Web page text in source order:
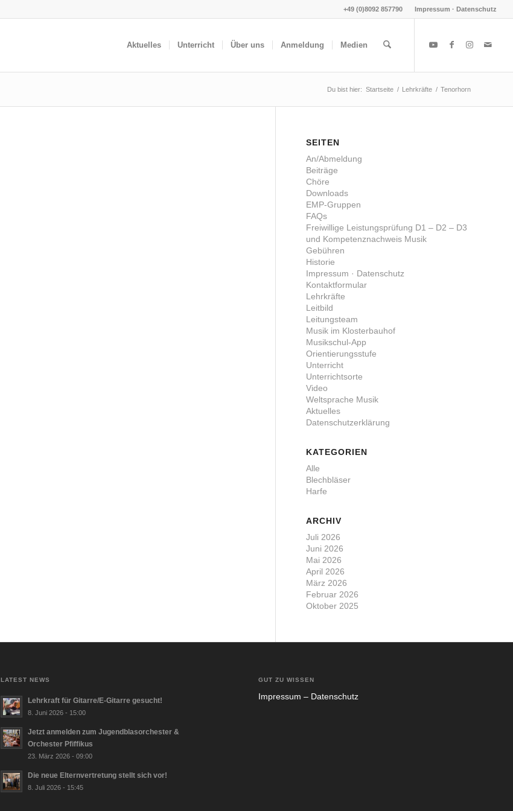
Impressum · Datenschutz
+49 (0)8092 857790
Aktuelles Unterricht Über uns Anmeldung Medien
Du bist hier: Startseite / Lehrkräfte / Tenorhorn
SEITEN
An/Abmeldung
Beiträge
Chöre
Downloads
EMP-Gruppen
FAQs
Freiwillige Leistungsprüfung D1 – D2 – D3
und Kompetenznachweis Musik
Gebühren
Historie
Impressum · Datenschutz
Kontaktformular
Lehrkräfte
Leitbild
Leitungsteam
Musik im Klosterbauhof
Musikschul-App
Orientierungsstufe
Unterricht
Unterrichtsorte
Video
Weltsprache Musik
Aktuelles
Datenschutzerklärung
KATEGORIEN
Alle
Blechbläser
Harfe
ARCHIV
Juli 2026
Juni 2026
Mai 2026
April 2026
März 2026
Februar 2026
Oktober 2025
LATEST NEWS
Lehrkraft für Gitarre/E‑Gitarre gesucht!
8. Juni 2026 - 15:00
Jetzt anmelden zum Jugendblasorchester &
Orchester Pfiffikus
23. März 2026 - 09:00
Die neue Elternvertretung stellt sich vor!
8. Juli 2026 - 15:45
GUT ZU WISSEN
Impres­sum – Daten­schutz